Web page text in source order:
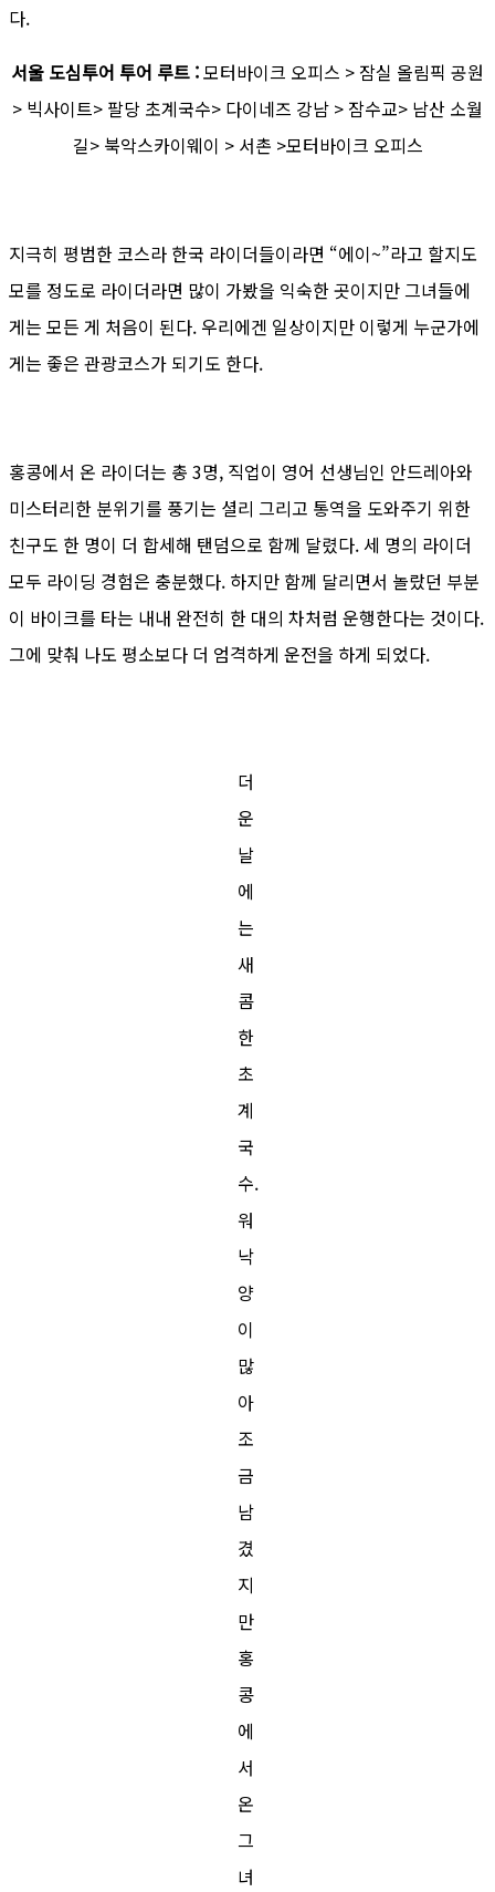
다.
서울 도심투어 투어 루트 :모터바이크 오피스 > 잠실 올림픽 공원
> 빅사이트> 팔당 초계국수> 다이네즈 강남 > 잠수교> 남산 소월
길> 북악스카이웨이 > 서촌 >모터바이크 오피스
지극히 평범한 코스라 한국 라이더들이라면 “에이~”라고 할지도
모를 정도로 라이더라면 많이 가봤을 익숙한 곳이지만 그녀들에
게는 모든 게 처음이 된다. 우리에겐 일상이지만 이렇게 누군가에
게는 좋은 관광코스가 되기도 한다.
홍콩에서 온 라이더는 총 3명, 직업이 영어 선생님인 안드레아와
미스터리한 분위기를 풍기는 셜리 그리고 통역을 도와주기 위한
친구도 한 명이 더 합세해 탠덤으로 함께 달렸다. 세 명의 라이더
모두 라이딩 경험은 충분했다. 하지만 함께 달리면서 놀랐던 부분
이 바이크를 타는 내내 완전히 한 대의 차처럼 운행한다는 것이다.
그에 맞춰 나도 평소보다 더 엄격하게 운전을 하게 되었다.
더
운
날
에
는
새
콤
한
초
계
국
수.
워
낙
양
이
많
아
조
금
남
겼
지
만
홍
콩
에
서
온
그
녀